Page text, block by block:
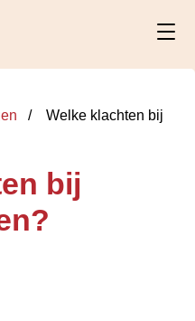
Welke klachten bij
bij